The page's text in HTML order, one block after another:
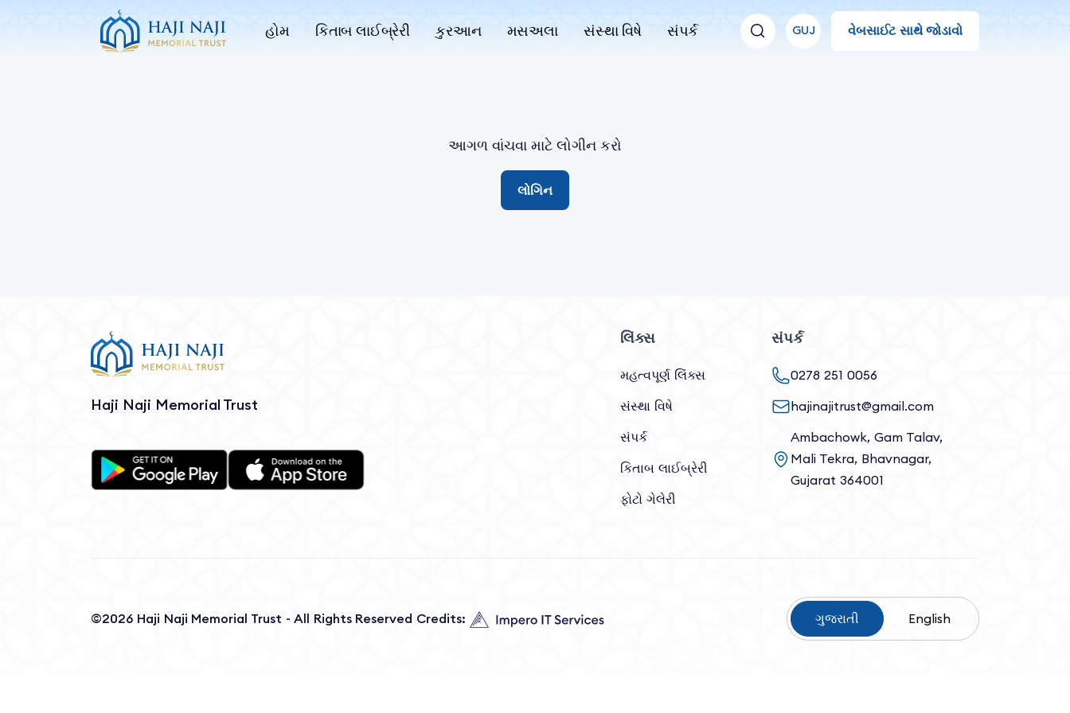
હોમ કિતાબ લાઈબ્રેરી કુરઆન મસઅલા સંસ્થા વિષે સંપર્ક GUJ વેબસાઈટ સાથે જોડાવો
આગળ વાંચવા માટે લોગીન કરો
લોગિન
Haji Naji Memorial Trust
લિંક્સ
મહત્વપૂર્ણ લિંક્સ
સંસ્થા વિષે
સંપર્ક
કિતાબ લાઈબ્રેરી
ફોટો ગેલેરી
સંપર્ક
0278 251 0056
hajinajitrust@gmail.com
Ambachowk, Gam Talav,
Mali Tekra, Bhavnagar,
Gujarat 364001
©2026 Haji Naji Memorial Trust - All Rights Reserved Credits: ગુજરાતી English